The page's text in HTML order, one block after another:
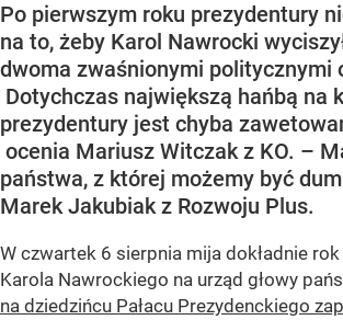
Po pierwszym roku prezydentury
na to, żeby Karol Nawrocki
dwoma zwaśnionymi politycznymi
Dotychczas największą hańbą na
prezydentury jest chyba
ocenia Mariusz Witczak z KO. –
państwa, z której możemy być
Marek Jakubiak z Rozwoju Plus.
W czwartek 6 sierpnia mija dokładnie
Karola Nawrockiego na urząd głowy
na dziedzińcu Pałacu Prezydenckiego